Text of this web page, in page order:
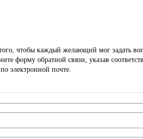
чтобы каждый желающий мог задать
форму обратной связи, указав
электронной почте.